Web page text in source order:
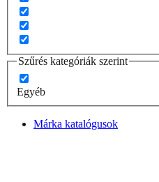
Szűrés kategóriák szerint
Egyéb
Márka katalógusok